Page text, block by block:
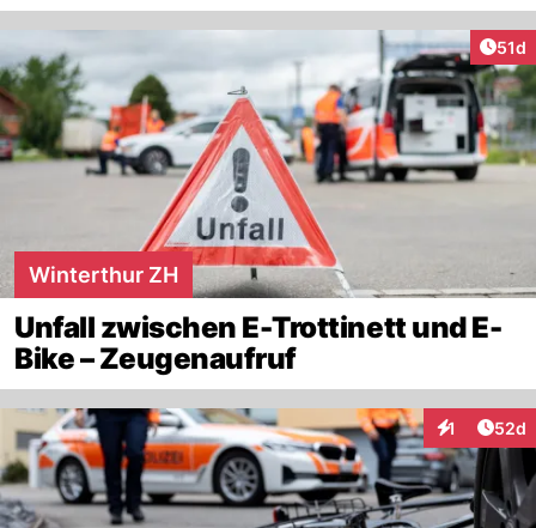
51d
Winterthur ZH
Unfall zwischen E-Trottinett und E-
Bike – Zeugenaufruf
1
Interaktionen
52d